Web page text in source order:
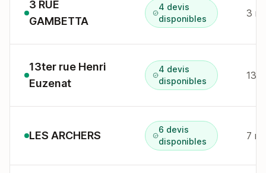
3 RUE
GAMBETTA
4 devis
disponibles
3 r
13ter rue Henri
Euzenat
4 devis
disponibles
LES ARCHERS
6 devis
disponibles
7 r